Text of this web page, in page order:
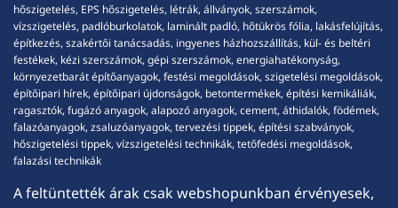
hőszigetelés, EPS hőszigetelés, létrák, állványok, szerszámok,
vízszigetelés, padlóburkolatok, laminált padló, hőtükrös fólia, lakásfelújítás,
építkezés, szakértői tanácsadás, ingyenes házhozszállítás, kül- és beltéri
festékek, kézi szerszámok, gépi szerszámok, energiahatékonyság,
környezetbarát építőanyagok, festési megoldások, szigetelési megoldások,
építőipari hírek, építőipari újdonságok, betontermékek, építési kemikáliák,
ragasztók, fugázó anyagok, alapozó anyagok, cement, áthidalók, födémek,
falazóanyagok, zsaluzóanyagok, tervezési tippek, építési szabványok,
hőszigetelési tippek, vízszigetelési technikák, tetőfedési megoldások,
falazási technikák
A feltüntették árak csak webshopunkban érvényesek,